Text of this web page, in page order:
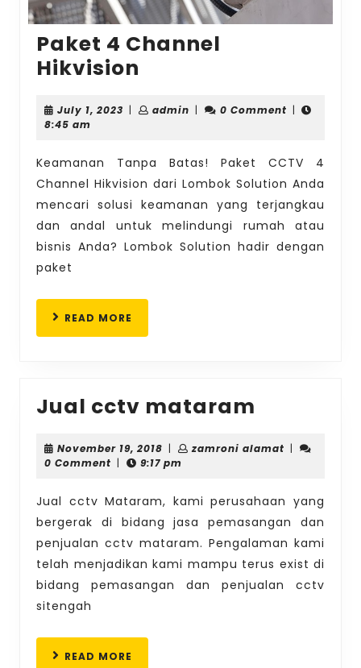
Paket 4 Channel
Hikvision
Channel
July 1, 2023 July
| adminadmin
| 0 Comment |
8:45 am
Keamanan Tanpa Batas! Paket CCTV 4
Channel Hikvision dari Lombok Solution Anda
mencari solusi keamanan yang terjangkau
dan andal untuk melindungi rumah atau
bisnis Anda? Lombok Solution hadir dengan
paket
READ MORE
Jual cctv mataram
November 19, 2018 November
19,
| zamroni alamatzamroni
|
0 Comment | 9:17 pm
Jual cctv Mataram, kami perusahaan yang
bergerak di bidang jasa pemasangan dan
penjualan cctv mataram. Pengalaman kami
telah menjadikan kami mampu terus exist di
bidang pemasangan dan penjualan cctv
sitengah
READ MORE